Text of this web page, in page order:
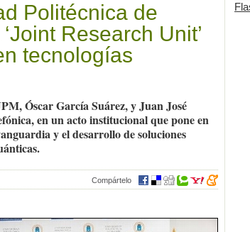
Politécnica de
Research Unit’
tecnologías
Óscar García Suárez, y Juan José
en un acto institucional que pone en
y el desarrollo de soluciones
Compártelo